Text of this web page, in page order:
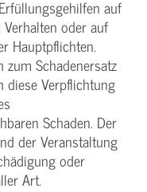
auf
oder auf
Hauptpflichten.
zum Schadenersatz
diese Verpflichtung
Schaden. Der
der Veranstaltung
oder
Art.